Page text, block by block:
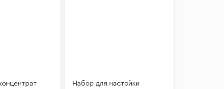
Набор для настойки